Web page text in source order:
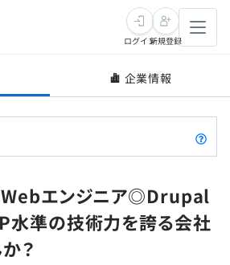
ログイン新規登録
企業情報
Webエンジニア◎Drupal
水準の技術力を誇る会社
？